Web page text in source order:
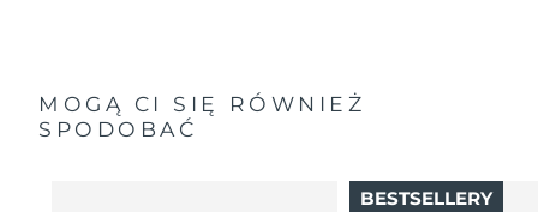
MOGĄ CI SIĘ RÓWNIEŻ
SPODOBAĆ
BESTSELLERY